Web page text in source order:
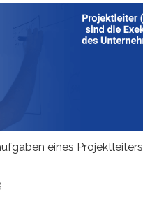
eines Projektleiters